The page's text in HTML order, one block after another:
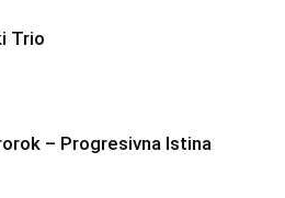
Trio
– Progresivna Istina